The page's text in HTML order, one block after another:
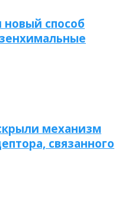
способ
механизм
связанного